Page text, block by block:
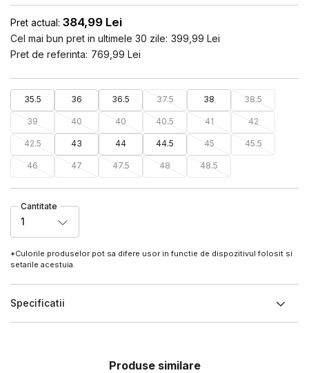
Pret actual: 384,99 Lei
Cel mai bun pret in ultimele 30 zile: 399,99 Lei
Pret de referinta: 769,99 Lei
35.5 36 36.5 37.5 38 38.5
39 40 40 40.5 41 42
42.5 43 44 44.5 45 45.5
46 47 47.5 48 48.5
Cantitate
1
*Culorile produselor pot sa difere usor in functie de dispozitivul folosit si
setarile acestuia.
Specificatii
Produse similare